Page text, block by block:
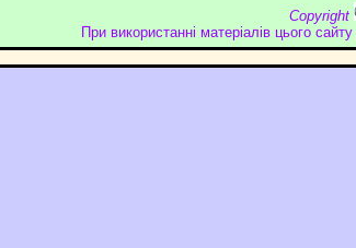
Copyright
При використанні матеріалів цього